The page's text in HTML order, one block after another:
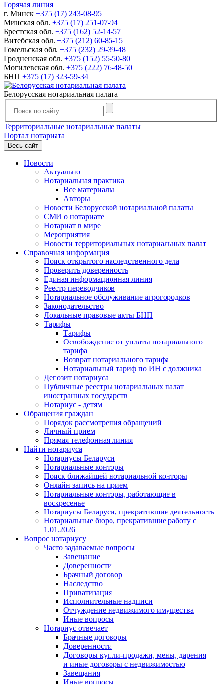
Горячая линия
г. Минск +375 (17) 243-08-95
Минская обл. +375 (17) 251-07-94
Брестская обл. +375 (162) 52-14-57
Витебская обл. +375 (212) 60-85-15
Гомельская обл. +375 (232) 29-39-48
Гродненская обл. +375 (152) 55-50-80
Могилевская обл. +375 (222) 76-48-50
БНП +375 (17) 323-59-34
Белорусская нотариальная палата
Территориальные нотариальные палаты
Портал нотариата
Весь сайт
Новости
Актуально
Нотариальная практика
Все материалы
Авторы
Новости Белорусской нотариальной палаты
СМИ о нотариате
Нотариат в мире
Мероприятия
Новости территориальных нотариальных палат
Справочная информация
Поиск открытого наследственного дела
Проверить доверенность
Единая информационная линия
Реестр переводчиков
Нотариальное обслуживание агрогородков
Законодательство
Локальные правовые акты БНП
Тарифы
Тарифы
Освобождение от уплаты нотариального
тарифа
Возврат нотариального тарифа
Нотариальный тариф по ИН с должника
Депозит нотариуса
Публичные реестры нотариальных палат
иностранных государств
Нотариус - детям
Обращения граждан
Порядок рассмотрения обращений
Личный прием
Прямая телефонная линия
Найти нотариуса
Нотариусы Беларуси
Нотариальные конторы
Поиск ближайшей нотариальной конторы
Онлайн запись на прием
Нотариальные конторы, работающие в
воскресенье
Нотариусы Беларуси, прекратившие деятельность
Нотариальные бюро, прекратившие работу с
1.01.2026
Вопрос нотариусу
Часто задаваемые вопросы
Завещание
Доверенности
Брачный договор
Наследство
Приватизация
Исполнительные надписи
Отчуждение недвижимого имущества
Иные вопросы
Нотариус отвечает
Брачные договоры
Доверенности
Договоры купли-продажи, мены, дарения
и иные договоры с недвижимостью
Завещания
Иные вопросы